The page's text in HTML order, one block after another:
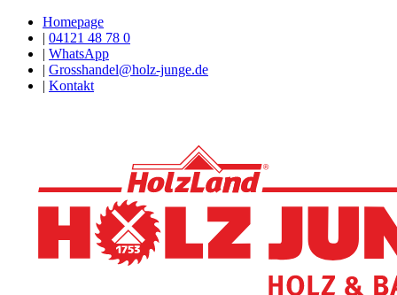
Homepage
| 04121 48 78 0
| WhatsApp
| Grosshandel@holz-junge.de
| Kontakt